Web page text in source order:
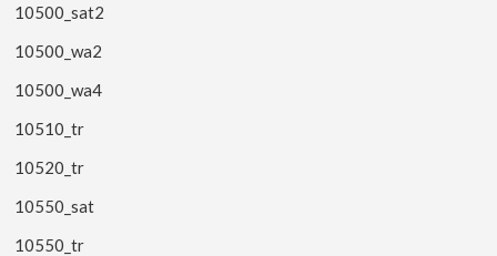
10500_sat2
10500_wa2
10500_wa4
10510_tr
10520_tr
10550_sat
10550_tr